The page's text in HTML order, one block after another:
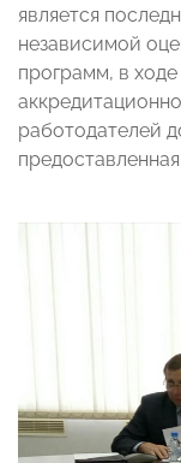
является
независимой
программ, в
работодателей